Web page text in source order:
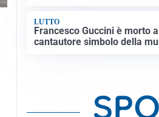
LUTTO
Francesco Guccini è morto
cantautore simbolo della